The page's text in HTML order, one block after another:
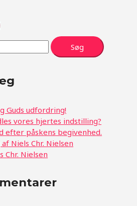
Guds udfordring!
vores hjertes indstilling?
efter påskens begivenhed.
Niels Chr. Nielsen
Chr. Nielsen